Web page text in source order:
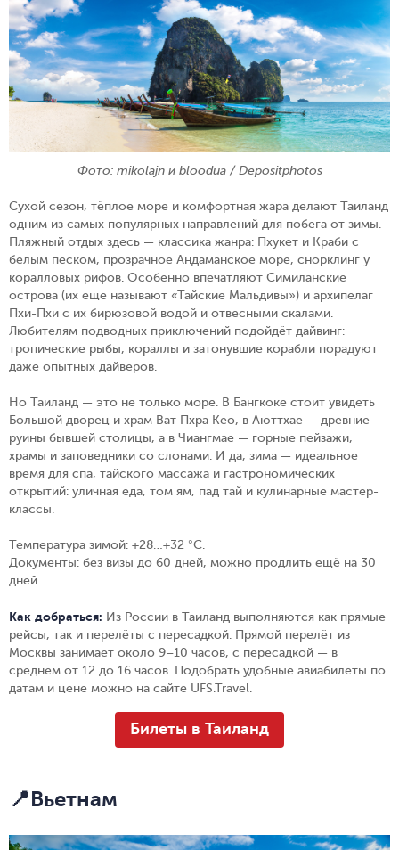
Фото: mikolajn и bloodua / Depositphotos
Сухой сезон, тёплое море и комфортная жара делают Таиланд
одним из самых популярных направлений для побега от зимы.
Пляжный отдых здесь — классика жанра: Пхукет и Краби с
белым песком, прозрачное Андаманское море, снорклинг у
коралловых рифов. Особенно впечатляют Симиланские
острова (их еще называют «Тайские Мальдивы») и архипелаг
Пхи-Пхи с их бирюзовой водой и отвесными скалами.
Любителям подводных приключений подойдёт дайвинг:
тропические рыбы, кораллы и затонувшие корабли порадуют
даже опытных дайверов.
Но Таиланд — это не только море. В Бангкоке стоит увидеть
Большой дворец и храм Ват Пхра Кео, в Аюттхае — древние
руины бывшей столицы, а в Чиангмае — горные пейзажи,
храмы и заповедники со слонами. И да, зима — идеальное
время для спа, тайского массажа и гастрономических
открытий: уличная еда, том ям, пад тай и кулинарные мастер-
классы.
Температура зимой: +28…+32 °C.
Документы: без визы до 60 дней, можно продлить ещё на 30
дней.
Как добраться: Из России в Таиланд выполняются как прямые
рейсы, так и перелёты с пересадкой. Прямой перелёт из
Москвы занимает около 9–10 часов, с пересадкой — в
среднем от 12 до 16 часов. Подобрать удобные авиабилеты по
датам и цене можно на сайте UFS.Travel.
Билеты в Таиланд
📍Вьетнам